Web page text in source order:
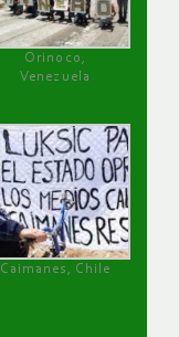
Orinoco,
Venezuela
Caimanes, Chile